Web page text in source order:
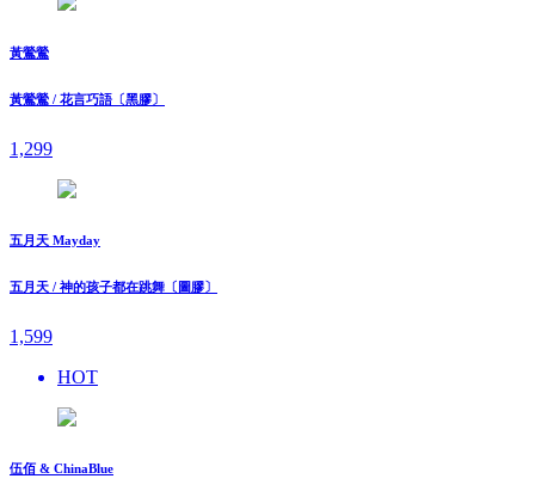
黃鶯鶯
黃鶯鶯 / 花言巧語〔黑膠〕
1,299
五月天 Mayday
五月天 / 神的孩子都在跳舞〔圖膠〕
1,599
HOT
伍佰 & ChinaBlue